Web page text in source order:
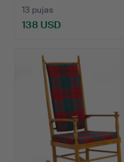
13 pujas
138 USD